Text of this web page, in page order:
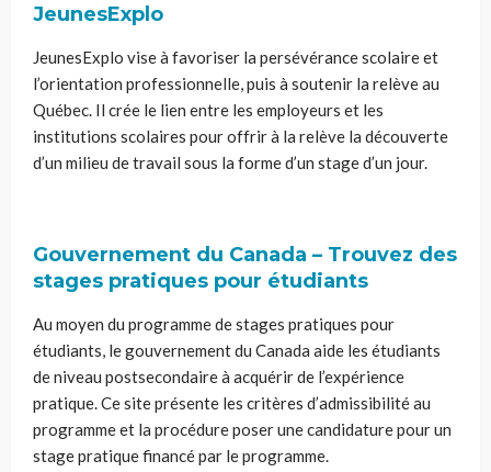
JeunesExplo
JeunesExplo vise à favoriser la persévérance scolaire et
l’orientation professionnelle, puis à soutenir la relève au
Québec. Il crée le lien entre les employeurs et les
institutions scolaires pour offrir à la relève la découverte
d’un milieu de travail sous la forme d’un stage d’un jour.
Gouvernement du Canada – Trouvez des
stages pratiques pour étudiants
Au moyen du programme de stages pratiques pour
étudiants, le gouvernement du Canada aide les étudiants
de niveau postsecondaire à acquérir de l’expérience
pratique. Ce site présente les critères d’admissibilité au
programme et la procédure poser une candidature pour un
stage pratique financé par le programme.